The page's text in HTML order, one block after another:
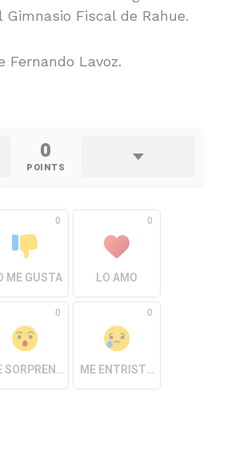
Gimnasio Fiscal de Rahue.
Fernando Lavoz.
0
POINTS
0
ME GUSTA
0
LO AMO
0
SORPRENDE
0
ME ENTRISTECE